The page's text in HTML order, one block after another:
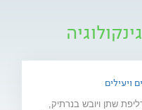
ויעילים
שתן ויובש בנרתיק,